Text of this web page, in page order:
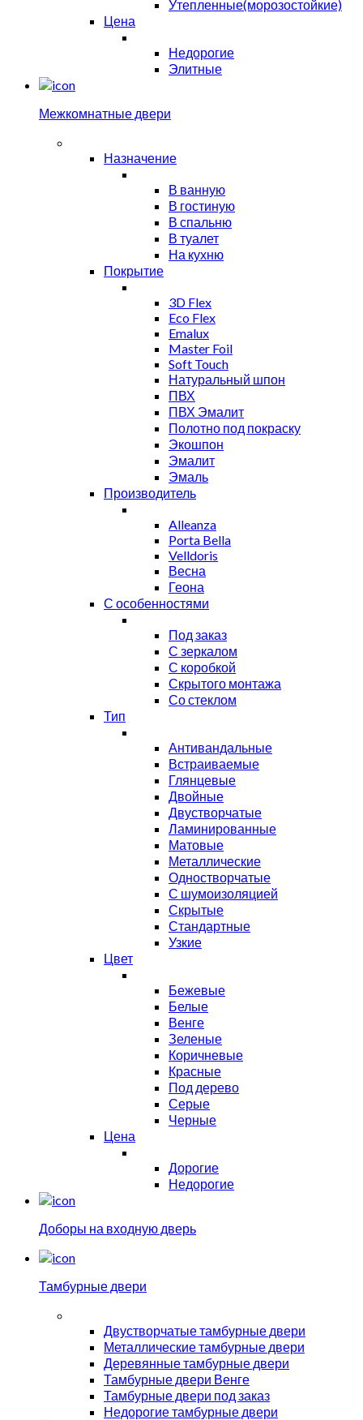
Утепленные(морозостойкие)
Цена
Недорогие
Элитные
Межкомнатные двери
Назначение
В ванную
В гостиную
В спальню
В туалет
На кухню
Покрытие
3D Flex
Eco Flex
Emalux
Master Foil
Soft Touch
Натуральный шпон
ПВХ
ПВХ Эмалит
Полотно под покраску
Экошпон
Эмалит
Эмаль
Производитель
Alleanza
Porta Bella
Velldoris
Весна
Геона
С особенностями
Под заказ
С зеркалом
С коробкой
Скрытого монтажа
Со стеклом
Тип
Антивандальные
Встраиваемые
Глянцевые
Двойные
Двустворчатые
Ламинированные
Матовые
Металлические
Одностворчатые
С шумоизоляцией
Скрытые
Стандартные
Узкие
Цвет
Бежевые
Белые
Венге
Зеленые
Коричневые
Красные
Под дерево
Серые
Черные
Цена
Дорогие
Недорогие
Доборы на входную дверь
Тамбурные двери
Двустворчатые тамбурные двери
Металлические тамбурные двери
Деревянные тамбурные двери
Тамбурные двери Венге
Тамбурные двери под заказ
Недорогие тамбурные двери